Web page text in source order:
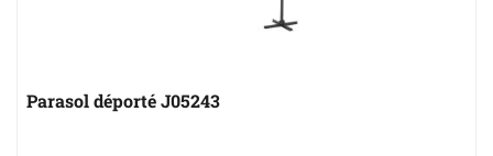
Parasol déporté J05243